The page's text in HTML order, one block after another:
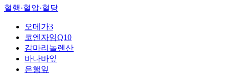
혈행·혈압·혈당
오메가3
코엔자임Q10
감마리놀렌산
바나바잎
은행잎